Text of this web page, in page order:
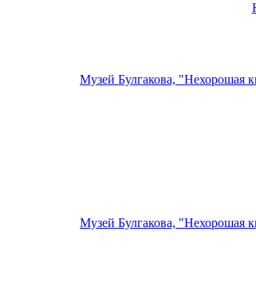
Музей Булгакова, "Нехорошая
Музей Булгакова, "Нехорошая